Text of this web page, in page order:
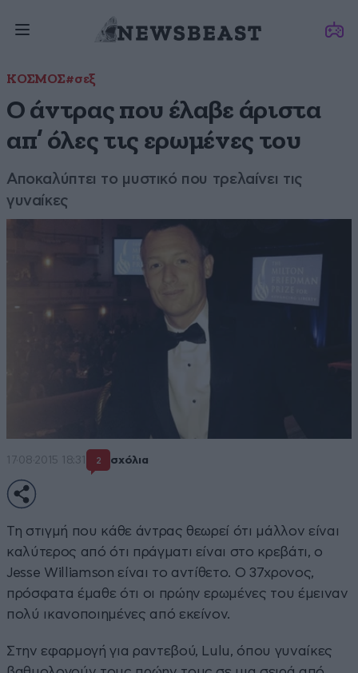
ΚΟΣΜΟΣ#σεξ
Ο άντρας που έλαβε άριστα
απ’ όλες τις ερωμένες του
Αποκαλύπτει το μυστικό που τρελαίνει τις
γυναίκες
17·08·2015 18:31 2 σχόλια
Τη στιγμή που κάθε άντρας θεωρεί ότι μάλλον είναι
καλύτερος από ότι πράγματι είναι στο κρεβάτι, ο
Jesse Williamson είναι το αντίθετο. Ο 37χρονος,
πρόσφατα έμαθε ότι οι πρώην ερωμένες του έμειναν
πολύ ικανοποιημένες από εκείνον.
Στην εφαρμογή για ραντεβού, Lulu, όπου γυναίκες